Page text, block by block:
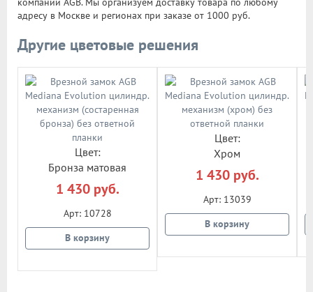
адресу в Москве и регионах при заказе от 1000 руб.
Другие цветовые решения
Цвет:
Бронза матовая
1 430 руб.
Арт: 10728
В корзину
Цвет:
Хром
1 430 руб.
Арт: 13039
В корзину